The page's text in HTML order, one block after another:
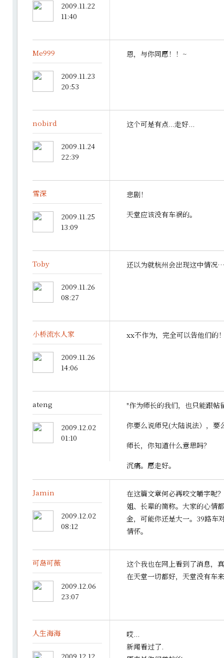
2009.11.22
11:40
恩，与你同愿！！~
Me999
2009.11.23
20:53
这个可是有点...走好...
nobird
2009.11.24
22:39
悲剧！
天堂应该没有车祸的。
雪深
2009.11.25
13:09
还以为就杭州会出现这中情
Toby
2009.11.26
08:27
xx不作为，完全可以告他们的
小桥流水人家
2009.11.26
14:06
"作为师长的我们，也只能跟帖
你要么说师兄(大陆说法），要
师长，你知道什么意思吗？
沉痛。愿走好。
ateng
2009.12.02
01:10
在这篇文章何必再咬文嚼字呢
姐、长辈的简称。大家的心情
金，可能你还是大一。39路车
情怀。
Jamin
2009.12.02
08:12
这个我也在网上看到了消息，
在天堂一切都好，天堂没有车
可岛可薇
2009.12.06
23:07
哎...
新闻看过了.
人生海海